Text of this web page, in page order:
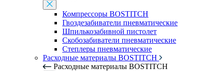
Компрессоры BOSTITCH
Гвоздезабиватели пневматические
Шпилькозабивной пистолет
Скобозабиватели пневматические
Степлеры пневматические
Расходные материалы BOSTITCH
Расходные материалы BOSTITCH